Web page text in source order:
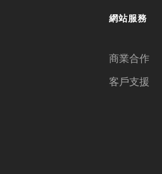
網站服務
商業合作
客戶支援